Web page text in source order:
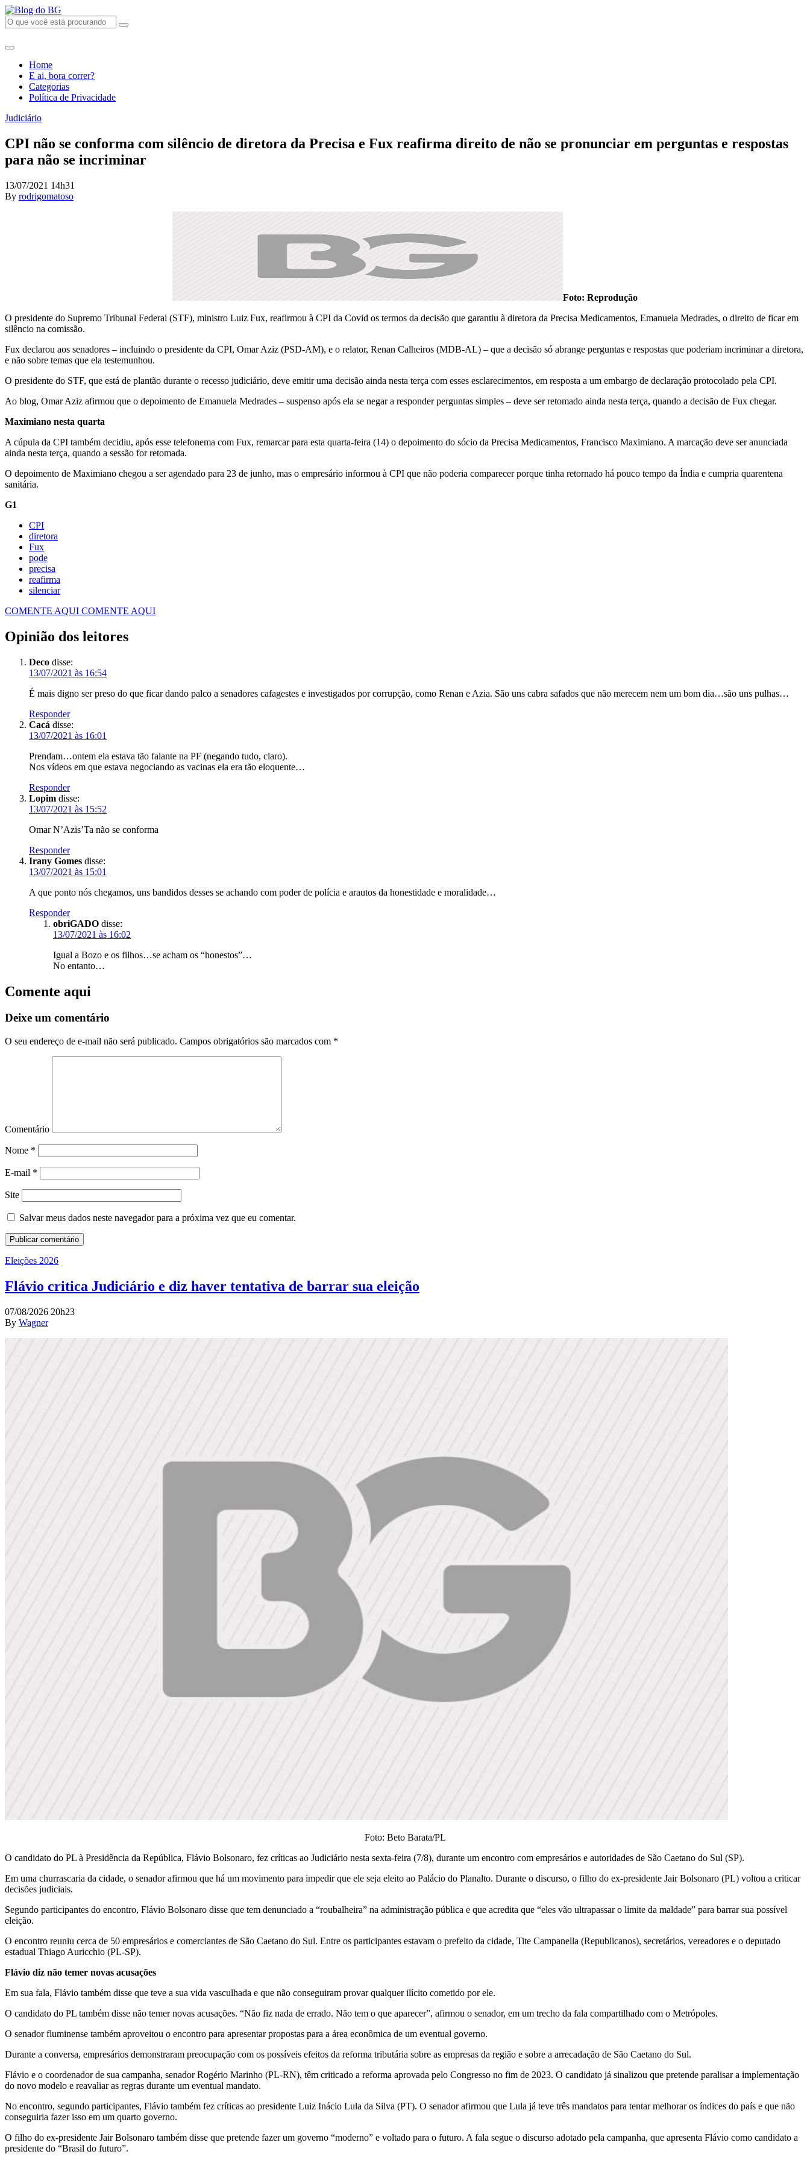
Home
E ai, bora correr?
Categorias
Política de Privacidade
Judiciário
CPI não se conforma com silêncio de diretora da Precisa e Fux reafirma direito de não se pronunciar em perguntas e respostas
para não se incriminar
13/07/2021 14h31
By rodrigomatoso
Foto: Reprodução
O presidente do Supremo Tribunal Federal (STF), ministro Luiz Fux, reafirmou à CPI da Covid os termos da decisão que garantiu à diretora da Precisa Medicamentos, Emanuela Medrades, o direito de ficar em
silêncio na comissão.
Fux declarou aos senadores – incluindo o presidente da CPI, Omar Aziz (PSD-AM), e o relator, Renan Calheiros (MDB-AL) – que a decisão só abrange perguntas e respostas que poderiam incriminar a diretora,
e não sobre temas que ela testemunhou.
O presidente do STF, que está de plantão durante o recesso judiciário, deve emitir uma decisão ainda nesta terça com esses esclarecimentos, em resposta a um embargo de declaração protocolado pela CPI.
Ao blog, Omar Aziz afirmou que o depoimento de Emanuela Medrades – suspenso após ela se negar a responder perguntas simples – deve ser retomado ainda nesta terça, quando a decisão de Fux chegar.
Maximiano nesta quarta
A cúpula da CPI também decidiu, após esse telefonema com Fux, remarcar para esta quarta-feira (14) o depoimento do sócio da Precisa Medicamentos, Francisco Maximiano. A marcação deve ser anunciada
ainda nesta terça, quando a sessão for retomada.
O depoimento de Maximiano chegou a ser agendado para 23 de junho, mas o empresário informou à CPI que não poderia comparecer porque tinha retornado há pouco tempo da Índia e cumpria quarentena
sanitária.
G1
CPI
diretora
Fux
pode
precisa
reafirma
silenciar
COMENTE AQUI COMENTE AQUI
Opinião dos leitores
Deco disse:
13/07/2021 às 16:54
É mais digno ser preso do que ficar dando palco a senadores cafagestes e investigados por corrupção, como Renan e Azia. São uns cabra safados que não merecem nem um bom dia…são uns pulhas…
Responder
Cacá disse:
13/07/2021 às 16:01
Prendam…ontem ela estava tão falante na PF (negando tudo, claro).
Nos vídeos em que estava negociando as vacinas ela era tão eloquente…
Responder
Lopim disse:
13/07/2021 às 15:52
Omar N’Azis’Ta não se conforma
Responder
Irany Gomes disse:
13/07/2021 às 15:01
A que ponto nós chegamos, uns bandidos desses se achando com poder de polícia e arautos da honestidade e moralidade…
Responder
obriGADO disse:
13/07/2021 às 16:02
Igual a Bozo e os filhos…se acham os “honestos”…
No entanto…
Comente aqui
Deixe um comentário
O seu endereço de e-mail não será publicado. Campos obrigatórios são marcados com *
Comentário
Nome *
E-mail *
Site
Salvar meus dados neste navegador para a próxima vez que eu comentar.
Eleições 2026
Flávio critica Judiciário e diz haver tentativa de barrar sua eleição
07/08/2026 20h23
By Wagner
Foto: Beto Barata/PL
O candidato do PL à Presidência da República, Flávio Bolsonaro, fez críticas ao Judiciário nesta sexta-feira (7/8), durante um encontro com empresários e autoridades de São Caetano do Sul (SP).
Em uma churrascaria da cidade, o senador afirmou que há um movimento para impedir que ele seja eleito ao Palácio do Planalto. Durante o discurso, o filho do ex-presidente Jair Bolsonaro (PL) voltou a criticar
decisões judiciais.
Segundo participantes do encontro, Flávio Bolsonaro disse que tem denunciado a “roubalheira” na administração pública e que acredita que “eles vão ultrapassar o limite da maldade” para barrar sua possível
eleição.
O encontro reuniu cerca de 50 empresários e comerciantes de São Caetano do Sul. Entre os participantes estavam o prefeito da cidade, Tite Campanella (Republicanos), secretários, vereadores e o deputado
estadual Thiago Auricchio (PL-SP).
Flávio diz não temer novas acusações
Em sua fala, Flávio também disse que teve a sua vida vasculhada e que não conseguiram provar qualquer ilícito cometido por ele.
O candidato do PL também disse não temer novas acusações. “Não fiz nada de errado. Não tem o que aparecer”, afirmou o senador, em um trecho da fala compartilhado com o Metrópoles.
O senador fluminense também aproveitou o encontro para apresentar propostas para a área econômica de um eventual governo.
Durante a conversa, empresários demonstraram preocupação com os possíveis efeitos da reforma tributária sobre as empresas da região e sobre a arrecadação de São Caetano do Sul.
Flávio e o coordenador de sua campanha, senador Rogério Marinho (PL-RN), têm criticado a reforma aprovada pelo Congresso no fim de 2023. O candidato já sinalizou que pretende paralisar a implementação
do novo modelo e reavaliar as regras durante um eventual mandato.
No encontro, segundo participantes, Flávio também fez críticas ao presidente Luiz Inácio Lula da Silva (PT). O senador afirmou que Lula já teve três mandatos para tentar melhorar os índices do país e que não
conseguiria fazer isso em um quarto governo.
O filho do ex-presidente Jair Bolsonaro também disse que pretende fazer um governo “moderno” e voltado para o futuro. A fala segue o discurso adotado pela campanha, que apresenta Flávio como candidato a
presidente do “Brasil do futuro”.